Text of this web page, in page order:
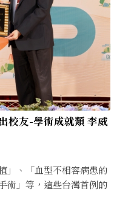
校友-學術成就類 李威
」、「血型不相容病患的
術」等，這些台灣首例的